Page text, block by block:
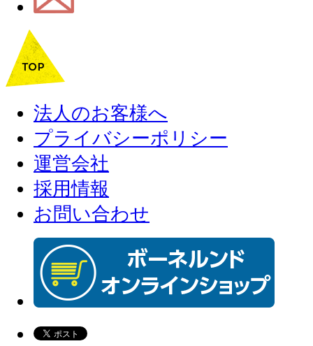
法人のお客様へ
プライバシーポリシー
運営会社
採用情報
お問い合わせ